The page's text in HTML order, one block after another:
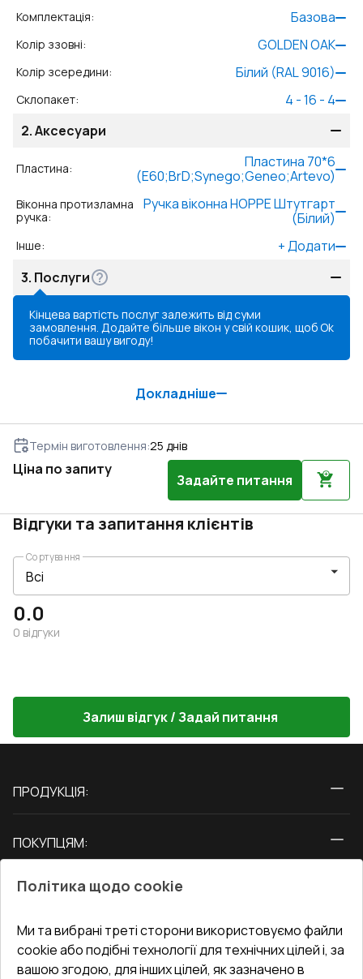
Комплектація: Базова
Колір ззовні: GOLDEN OAK
Колір зсередини: Білий (RAL 9016)
Склопакет:
4 - 16 - 4
2.Аксесуари
Пластина:
Пластина 70*6
(E60;BrD;Synego;Geneo;Artevo)
Віконна протизламна
ручка:
Ручка віконна HOPPE Штутгарт
(Білий)
Інше: +Додати
3. Послуги
Кінцева вартість послуг залежить від суми
замовлення. Додайте більше вікон у свій кошик, щоб
побачити вашу вигоду!
Ok
Докладніше
Термін виготовлення:25 днів
Ціна по запиту
Задайте питання
Відгуки та запитання клієнтів
0.0
0 відгуки
Сортування
Залиш відгук / Задай питання
ПРОДУКЦІЯ:
Двері
ПОКУПЦЯМ:
Блог
Адреса гіпермаркета
СЕРВІС ТА ОБЛУГОВУВАННЯ:
Доставка і Оплата
Гарантія та Сервіс
КОНТАКТИ
Офіс:Україна, м. Вінниця, вул. Келецька 60 кв. 61
Політика щодо cookie
Ми та вибрані треті сторони використовуємо файли
cookie або подібні технології для технічних цілей і, за
вашою згодою, для інших цілей, як зазначено в